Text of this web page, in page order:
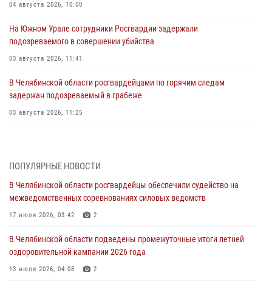
04 августа 2026, 10:00
На Южном Урале сотрудники Росгвардии задержали
подозреваемого в совершении убийства
03 августа 2026, 11:41
В Челябинской области росгвардейцами по горячим следам
задержан подозреваемый в грабеже
03 августа 2026, 11:25
03 августа 2026, 09:22 1
Авиация Росгвардии совершила более 250 санитарных вылетов в
Донецкой Народной Республике
31 июля 2026, 11:33
Росгвардия обеспечивает безопасность граждан на южном
направлении
31 июля 2026, 11:32
ПОПУЛЯРНЫЕ НОВОСТИ
В Челябинской области росгвардейцы обеспечили судейство на
межведомственных соревнованиях силовых ведомств
17 июля 2026, 03:42 2
В Челябинской области подведены промежуточные итоги летней
оздоровительной кампании 2026 года
13 июля 2026, 04:08 2